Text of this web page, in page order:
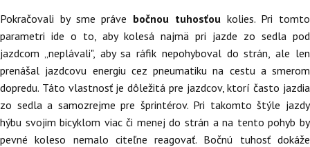
Pokračovali by sme práve bočnou tuhosťou kolies. Pri tomto
parametri ide o to, aby kolesá najmä pri jazde zo sedla pod
jazdcom „neplávali", aby sa ráfik nepohyboval do strán, ale len
prenášal jazdcovu energiu cez pneumatiku na cestu a smerom
dopredu. Táto vlastnosť je dôležitá pre jazdcov, ktorí často jazdia
zo sedla a samozrejme pre šprintérov. Pri takomto štýle jazdy
hýbu svojim bicyklom viac či menej do strán a na tento pohyb by
pevné koleso nemalo citeľne reagovať. Bočnú tuhosť dokáže